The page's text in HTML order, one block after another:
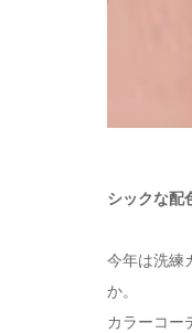
シックな配
今年は洗練
か。
カラーコー